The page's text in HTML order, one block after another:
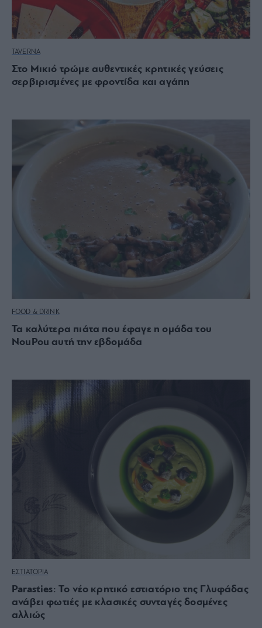
TAVERNA
Στο Μικιό τρώμε αυθεντικές κρητικές γεύσεις
σερβιρισμένες με φροντίδα και αγάπη
FOOD & DRINK
Τα καλύτερα πιάτα που έφαγε η ομάδα του
NouPou αυτή την εβδομάδα
ΕΣΤΙΑΤΟΡΙΑ
Parasties: Το νέο κρητικό εστιατόριο της Γλυφάδας
ανάβει φωτιές με κλασικές συνταγές δοσμένες
αλλιώς